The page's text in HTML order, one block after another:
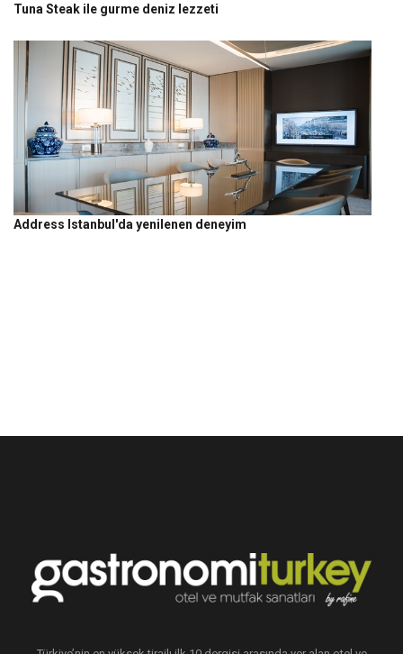
Tuna Steak ile gurme deniz lezzeti
Address Istanbul'da yenilenen deneyim